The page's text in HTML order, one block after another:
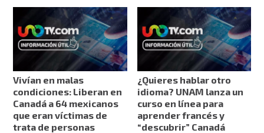
Vivían en malas
condiciones: Liberan en
Canadá a 64 mexicanos
que eran víctimas de
trata de personas
¿Quieres hablar otro
idioma? UNAM lanza un
curso en línea para
aprender francés y
“descubrir” Canadá